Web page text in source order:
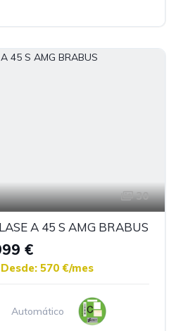
30
A 45 S AMG BRABUS
€
Desde: 570 €/mes
Automático